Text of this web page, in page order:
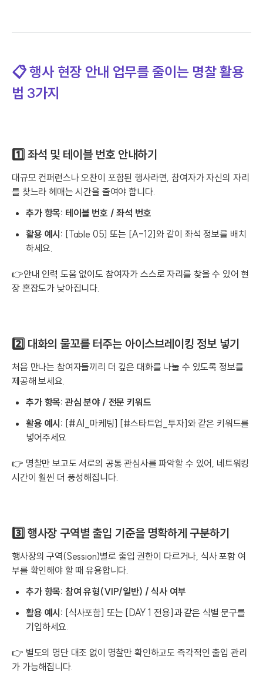
📋 행사 현장 안내 업무를 줄이는 명찰 활용
법 3가지
1️⃣ 좌석 및 테이블 번호 안내하기
대규모 컨퍼런스나 오찬이 포함된 행사라면, 참여자가 자신의 자리
를 찾느라 헤매는 시간을 줄여야 합니다.
추가 항목: 테이블 번호 / 좌석 번호
활용 예시: [Table 05] 또는 [A-12]와 같이 좌석 정보를 배치
하세요.
👉안내 인력 도움 없이도 참여자가 스스로 자리를 찾을 수 있어 현
장 혼잡도가 낮아집니다.
2️⃣ 대화의 물꼬를 터주는 아이스브레이킹 정보 넣기
처음 만나는 참여자들끼리 더 깊은 대화를 나눌 수 있도록 정보를
제공해 보세요.
추가 항목: 관심 분야 / 전문 키워드
활용 예시: [#AI_마케팅] [#스타트업_투자]와 같은 키워드를
넣어주세요
👉 명찰만 보고도 서로의 공통 관심사를 파악할 수 있어, 네트워킹
시간이 훨씬 더 풍성해집니다.
3️⃣ 행사장 구역별 출입 기준을 명확하게 구분하기
행사장의 구역(Session)별로 출입 권한이 다르거나, 식사 포함 여
부를 확인해야 할 때 유용합니다.
추가 항목: 참여 유형(VIP/일반) / 식사 여부
활용 예시: [식사포함] 또는 [DAY 1 전용]과 같은 식별 문구를
기입하세요.
👉 별도의 명단 대조 없이 명찰만 확인하고도 즉각적인 출입 관리
가 가능해집니다.